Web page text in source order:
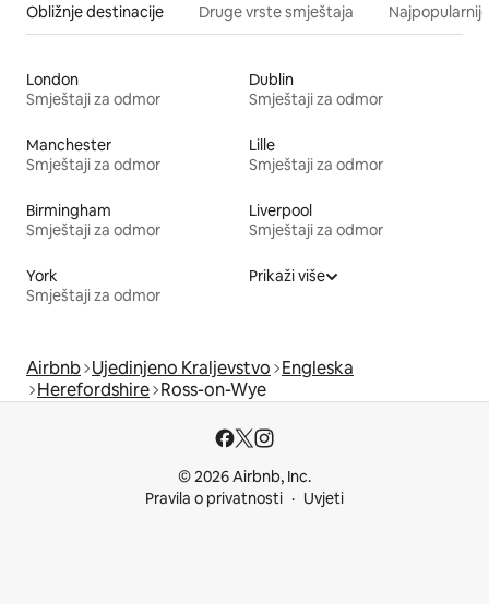
Obližnje destinacije Druge vrste smještaja
London
Smještaji za odmor
Dublin
Smještaji za odmor
Manchester
Smještaji za odmor
Lille
Smještaji za odmor
Birmingham
Smještaji za odmor
Liverpool
Smještaji za odmor
York
Smještaji za odmor
Prikaži više
Airbnb Ujedinjeno Kraljevstvo Engleska
Herefordshire Ross-on-Wye
© 2026 Airbnb, Inc.
Pravila o privatnosti
Uvjeti